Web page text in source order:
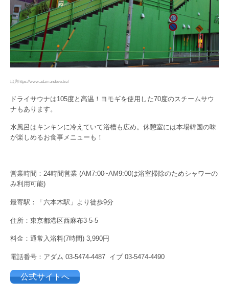
出典https://www.adamandeve.biz/
ドライサウナは105度と高温！ヨモギを使用した70度のスチームサウ
ナもあります。
水風呂はキンキンに冷えていて浴槽も広め。休憩室には本場韓国の味
が楽しめるお食事メニューも！
営業時間：24時間営業 (AM7:00~AM9:00は浴室掃除のためシャワーの
み利用可能)
最寄駅：「六本木駅」より徒歩9分
住所：東京都港区西麻布3-5-5
料金：通常入浴料(7時間) 3,990円
電話番号：アダム 03-5474-4487 イブ 03-5474-4490
公式サイトへ